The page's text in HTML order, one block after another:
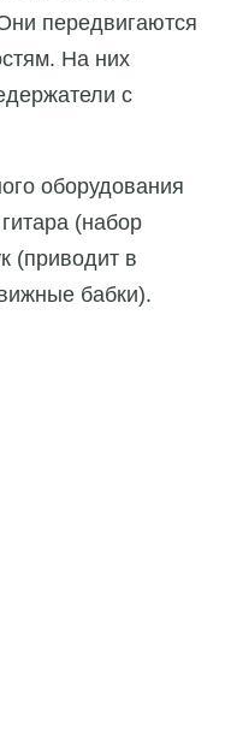
передвигаются
На них
с
оборудования
(набор
(приводит в
бабки).